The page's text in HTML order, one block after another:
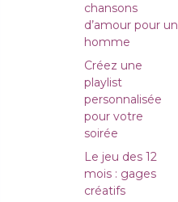
chansons
d’amour pour un
homme
Créez une
playlist
personnalisée
pour votre
soirée
Le jeu des 12
mois : gages
créatifs